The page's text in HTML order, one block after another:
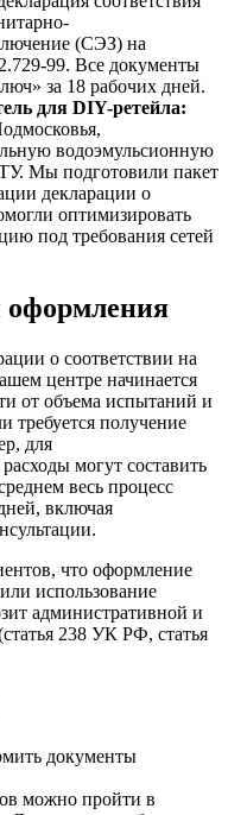
(СЭЗ) на
99. Все документы
за 18 рабочих дней.
для DIY-ретейла:
водоэмульсионную
Мы подготовили пакет
декларации о
оптимизировать
под требования сетей
оформления
о соответствии на
центре начинается
от объема испытаний и
требуется получение
для
могут составить
весь процесс
включая
что оформление
использование
административной и
238 УК РФ, статья
документы
можно пройти в